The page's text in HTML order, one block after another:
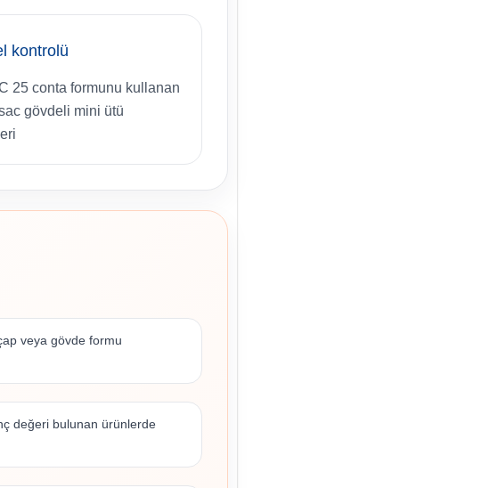
kontrolü
25 conta formunu kullanan
gövdeli mini ütü
veya gövde formu
değeri bulunan ürünlerde